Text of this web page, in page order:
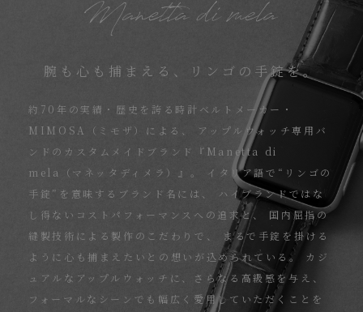
腕も心も捕まえる、リンゴの手錠を。
約70年の実績・歴史を誇る時計ベルトメーカー・
MIMOSA（ミモザ）による、
アップルウォッチ専用バ
ンドのカスタムメイドブランド『Manetta di
mela（マネッタディメラ）』。
イタリア語で“リンゴの
手錠”を意味するブランド名には、
ハイブランドではな
し得ないコストパフォーマンスへの追求と、
国内屈指の
縫製技術による製作のこだわりで、
まるで手錠を掛ける
ように心も捕まえたいとの想いが込められている。
カジ
ュアルなアップルウォッチに、さらなる高級感を与え、
フォーマルなシーンでも幅広く愛用していただくことを